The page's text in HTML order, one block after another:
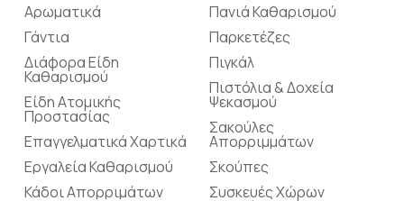
Αρωματικά
Γάντια
Διάφορα Είδη
Καθαρισμού
Είδη Ατομικής
Προστασίας
Επαγγελματικά Χαρτικά
Εργαλεία Καθαρισμού
Κάδοι Απορριμάτων
Πανιά Καθαρισμού
Παρκετέζες
Πιγκάλ
Πιστόλια & Δοχεία
Ψεκασμού
Σακούλες
Απορριμμάτων
Σκούπες
Συσκευές Χώρων